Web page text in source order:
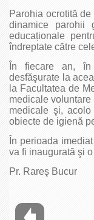
Parohia ocrotită
dinamice parohii
educaționale
îndreptate către
În fiecare an, în
desfăşurate la
la Facultatea de
medicale
medicale şi,
obiecte de igienă
În perioada
va fi inaugurată şi
Pr. Rareş Bucur